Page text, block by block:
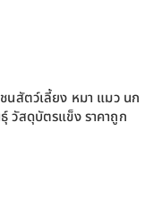
นสัตว์เลี้ยง หมา แมว นก
วัสดุบัตรแข็ง ราคาถูก